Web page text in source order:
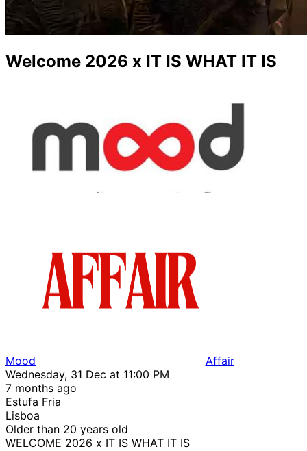
Welcome 2026 x IT IS WHAT IT IS
Mood
Affair
Wednesday, 31 Dec at 11:00 PM
7 months ago
Estufa Fria
Lisboa
Older than 20 years old
WELCOME 2026 x IT IS WHAT IT IS